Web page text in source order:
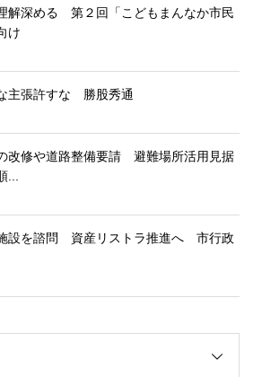
解深める 第２回「こどもまんなか市民
け
主張許すな 勝股秀通
改修や道路整備要請 避難場所活用見据
設を諮問 資産リストラ推進へ 市行政